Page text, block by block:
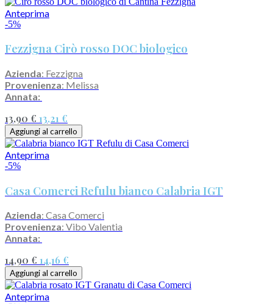
Anteprima
-5%
Fezzigna Cirò rosso DOC biologico
Azienda: Fezzigna
Provenienza: Melissa
Annata:
13,90 € 13,21 €
Aggiungi al carrello
Anteprima
-5%
Casa Comerci Refulu bianco Calabria IGT
Azienda: Casa Comerci
Provenienza: Vibo Valentia
Annata:
14,90 € 14,16 €
Aggiungi al carrello
Anteprima